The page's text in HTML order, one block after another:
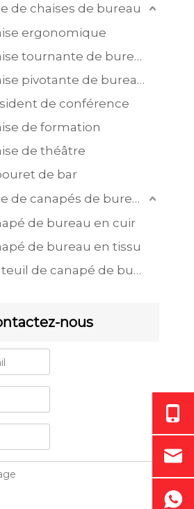
de chaises de bureau
ergonomique
Chaise tournante de bureau en maille
Chaise pivotante de bureau en cuir
de conférence
de formation
de théâtre
de bar
Série de canapés de bureau
de bureau en cuir
de bureau en tissu
Fauteuil de canapé de bureau à siège unique
nous